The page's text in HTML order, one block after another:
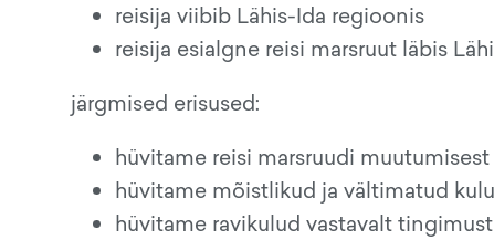
reisija viibib Lähis-Ida regioonis
reisija esialgne reisi marsruut läbis
järgmised erisused:
hüvitame reisi marsruudi
hüvitame mõistlikud ja vältimatud
hüvitame ravikulud vastavalt